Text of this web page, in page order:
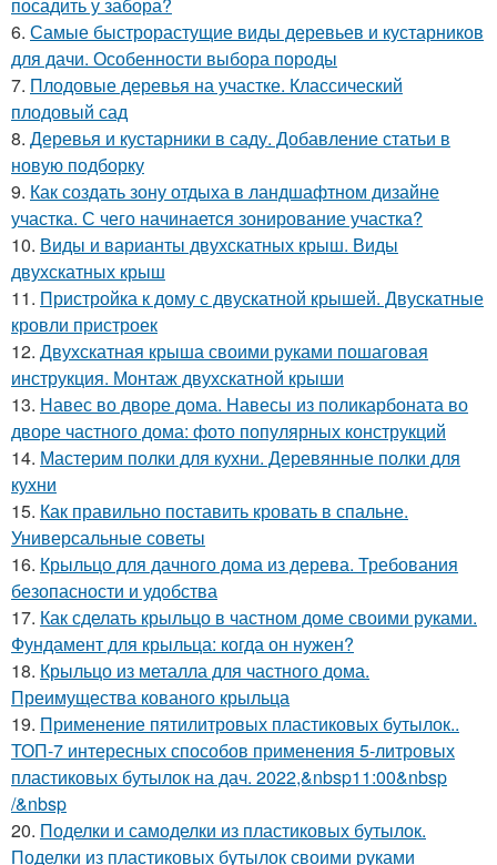
посадить у забора?
6. Самые быстрорастущие виды деревьев и кустарников
для дачи. Особенности выбора породы
7. Плодовые деревья на участке. Классический
плодовый сад
8. Деревья и кустарники в саду. Добавление статьи в
новую подборку
9. Как создать зону отдыха в ландшафтном дизайне
участка. С чего начинается зонирование участка?
10. Виды и варианты двухскатных крыш. Виды
двухскатных крыш
11. Пристройка к дому с двускатной крышей. Двускатные
кровли пристроек
12. Двухскатная крыша своими руками пошаговая
инструкция. Монтаж двухскатной крыши
13. Навес во дворе дома. Навесы из поликарбоната во
дворе частного дома: фото популярных конструкций
14. Мастерим полки для кухни. Деревянные полки для
кухни
15. Как правильно поставить кровать в спальне.
Универсальные советы
16. Крыльцо для дачного дома из дерева. Требования
безопасности и удобства
17. Как сделать крыльцо в частном доме своими руками.
Фундамент для крыльца: когда он нужен?
18. Крыльцо из металла для частного дома.
Преимущества кованого крыльца
19. Применение пятилитровых пластиковых бутылок..
ТОП-7 интересных способов применения 5-литровых
пластиковых бутылок на дач. 2022,&nbsp11:00&nbsp
/&nbsp
20. Поделки и самоделки из пластиковых бутылок.
Поделки из пластиковых бутылок своими руками